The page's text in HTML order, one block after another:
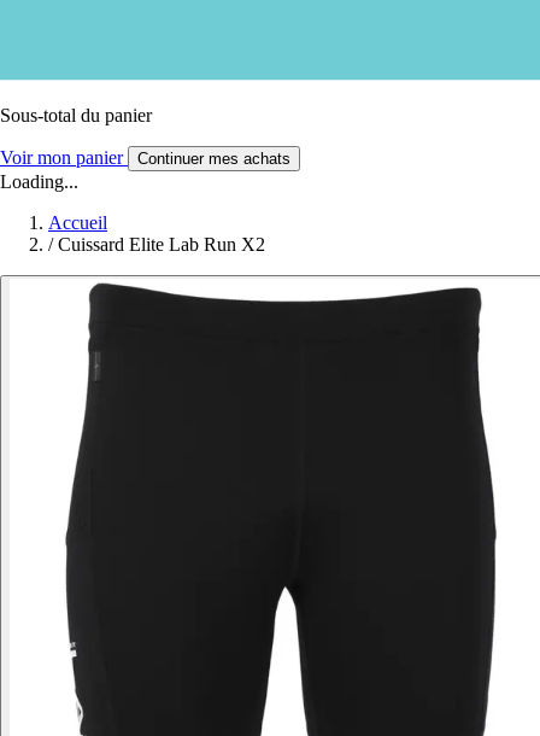
Sous-total du panier
Voir mon panier Continuer mes achats
Loading...
Accueil
/ Cuissard Elite Lab Run X2